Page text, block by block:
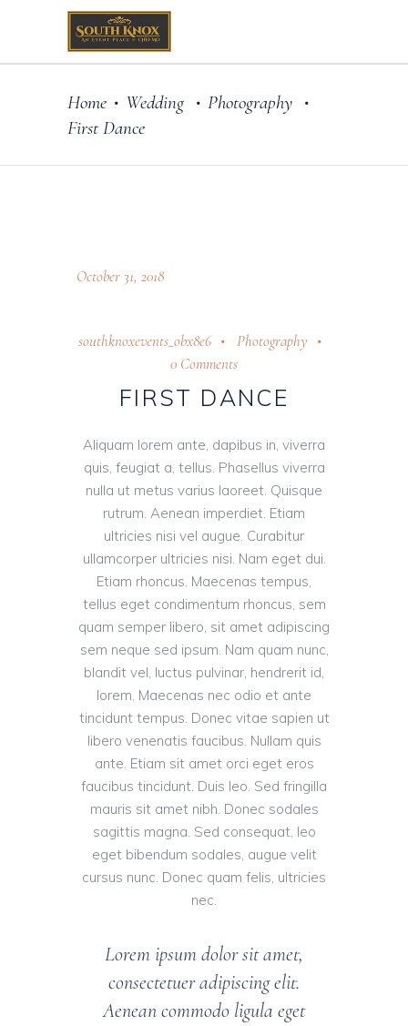
Home • Wedding • Photography •
First Dance
October 31, 2018
southknoxevents_obx8e6
Photography
0 Comments
FIRST DANCE
Aliquam lorem ante, dapibus in, viverra
quis, feugiat a, tellus. Phasellus viverra
nulla ut metus varius laoreet. Quisque
rutrum. Aenean imperdiet. Etiam
ultricies nisi vel augue. Curabitur
ullamcorper ultricies nisi. Nam eget dui.
Etiam rhoncus. Maecenas tempus,
tellus eget condimentum rhoncus, sem
quam semper libero, sit amet adipiscing
sem neque sed ipsum. Nam quam nunc,
blandit vel, luctus pulvinar, hendrerit id,
lorem. Maecenas nec odio et ante
tincidunt tempus. Donec vitae sapien ut
libero venenatis faucibus. Nullam quis
ante. Etiam sit amet orci eget eros
faucibus tincidunt. Duis leo. Sed fringilla
mauris sit amet nibh. Donec sodales
sagittis magna. Sed consequat, leo
eget bibendum sodales, augue velit
cursus nunc. Donec quam felis, ultricies
nec.
Lorem ipsum dolor sit amet,
consectetuer adipiscing elit.
Aenean commodo ligula eget